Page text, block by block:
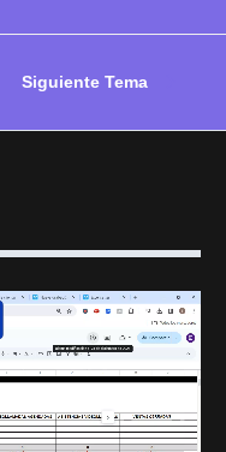
Siguiente Tema